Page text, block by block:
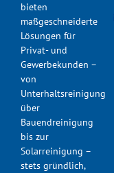
bieten
maßgeschneiderte
Lösungen für
Privat- und
Gewerbekunden –
von
Unterhaltsreinigung
über
Bauendreinigung
bis zur
Solarreinigung –
stets gründlich,